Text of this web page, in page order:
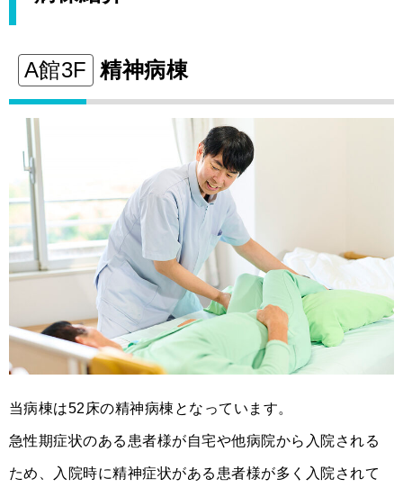
A館3F 精神病棟
当病棟は52床の精神病棟となっています。
急性期症状のある患者様が自宅や他病院から入院される
ため、入院時に精神症状がある患者様が多く入院されて